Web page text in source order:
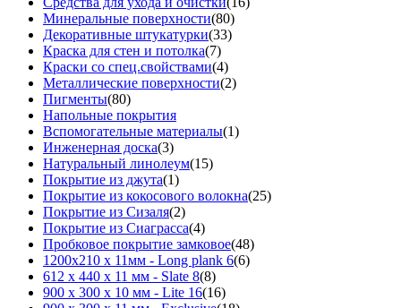
Минеральные поверхности(80)
Декоративные штукатурки(33)
Краска для стен и потолка(7)
Краски со спец.свойствами(4)
Металлические поверхности(2)
Пигменты(80)
Напольные покрытия
Вспомогательные материалы(1)
Инженерная доска(3)
Натуральный линолеум(15)
Покрытие из джута(1)
Покрытие из кокосового волокна(25)
Покрытие из Сизаля(2)
Покрытие из Сиаграсса(4)
Пробковое покрытие замковое(48)
1200х210 х 11мм - Long plank 6(6)
612 х 440 х 11 мм - Slate 8(8)
900 х 300 х 10 мм - Lite 16(16)